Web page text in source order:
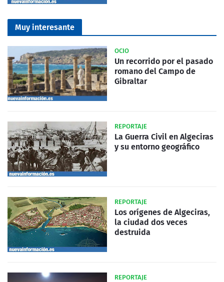
Muy interesante
OCIO
Un recorrido por el pasado
romano del Campo de
Gibraltar
REPORTAJE
La Guerra Civil en Algeciras
y su entorno geográfico
REPORTAJE
Los orígenes de Algeciras,
la ciudad dos veces
destruida
REPORTAJE